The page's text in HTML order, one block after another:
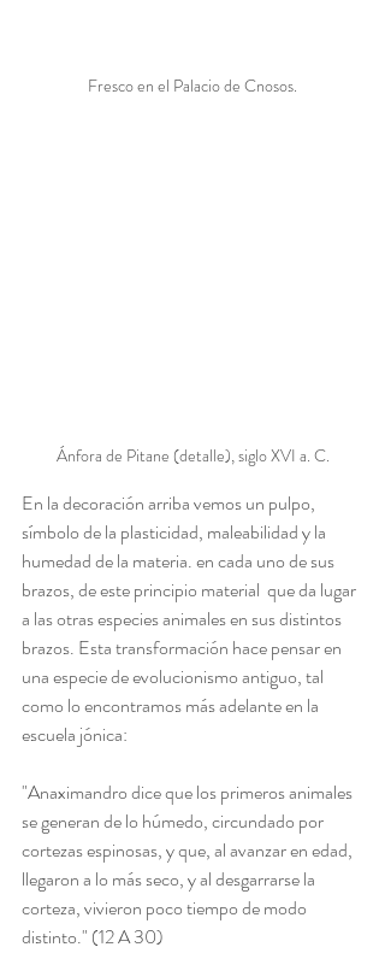
Fresco en el Palacio de Cnosos.
Ánfora de Pitane (detalle), siglo XVI a. C.
En la decoración arriba vemos un pulpo,
símbolo de la plasticidad, maleabilidad y la
humedad de la materia. en cada uno de sus
brazos, de este principio material  que da lugar
a las otras especies animales en sus distintos
brazos. Esta transformación hace pensar en
una especie de evolucionismo antiguo, tal
como lo encontramos más adelante en la
escuela jónica:
"Anaximandro dice que los primeros animales
se generan de lo húmedo, circundado por
cortezas espinosas, y que, al avanzar en edad,
llegaron a lo más seco, y al desgarrarse la
corteza, vivieron poco tiempo de modo
distinto." (12 A 30)